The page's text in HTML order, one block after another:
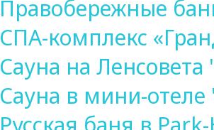
Правобережные
СПА-комплекс
Сауна на
Сауна в мини-